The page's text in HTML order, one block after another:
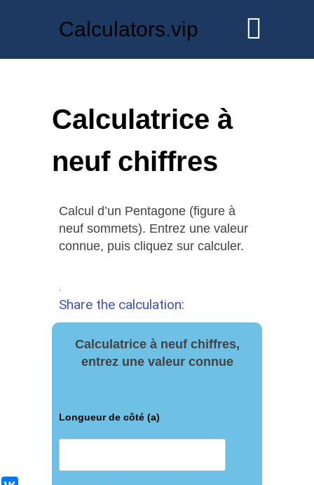
Calculators.vip
Calculatrice à
neuf chiffres
Calcul d’un Pentagone (figure à
neuf sommets). Entrez une valeur
connue, puis cliquez sur calculer.
Share the calculation:
Calculatrice à neuf chiffres,
entrez une valeur connue
Longueur de côté (a)